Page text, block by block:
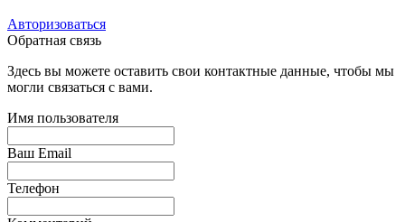
Авторизоваться
Обратная связь
Здесь вы можете оставить свои контактные данные, чтобы мы
могли связаться с вами.
Имя пользователя
Ваш Email
Телефон